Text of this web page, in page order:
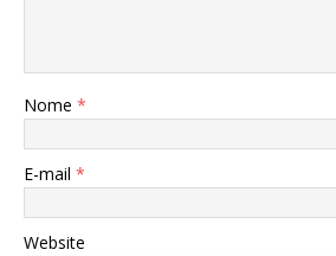
Nome *
E-mail *
Website